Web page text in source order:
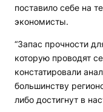
поставило себе на
экономисты.
“Запас прочности
которую проводят
констатировали
большинству
либо достигнут в